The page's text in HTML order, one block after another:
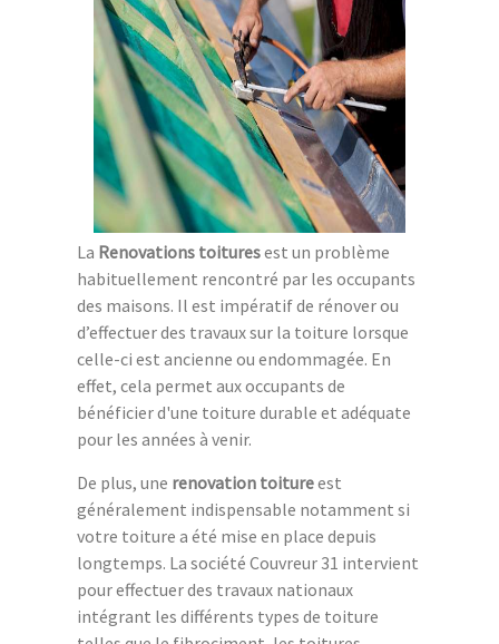
La Renovations toituresest un problème
habituellement rencontré par les occupants
des maisons. Il est impératif de rénover ou
d’effectuer des travaux sur la toiture lorsque
celle-ci est ancienne ou endommagée. En
effet, cela permet aux occupants de
bénéficier d'une toiture durable et adéquate
pour les années à venir.
De plus, une renovation toitureest
généralement indispensable notamment si
votre toiture a été mise en place depuis
longtemps. La société Couvreur 31 intervient
pour effectuer des travaux nationaux
intégrant les différents types de toiture